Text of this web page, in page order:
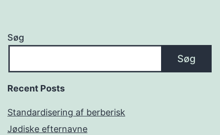
Søg
Søg
Recent Posts
Standardisering af berberisk
Jødiske efternavne